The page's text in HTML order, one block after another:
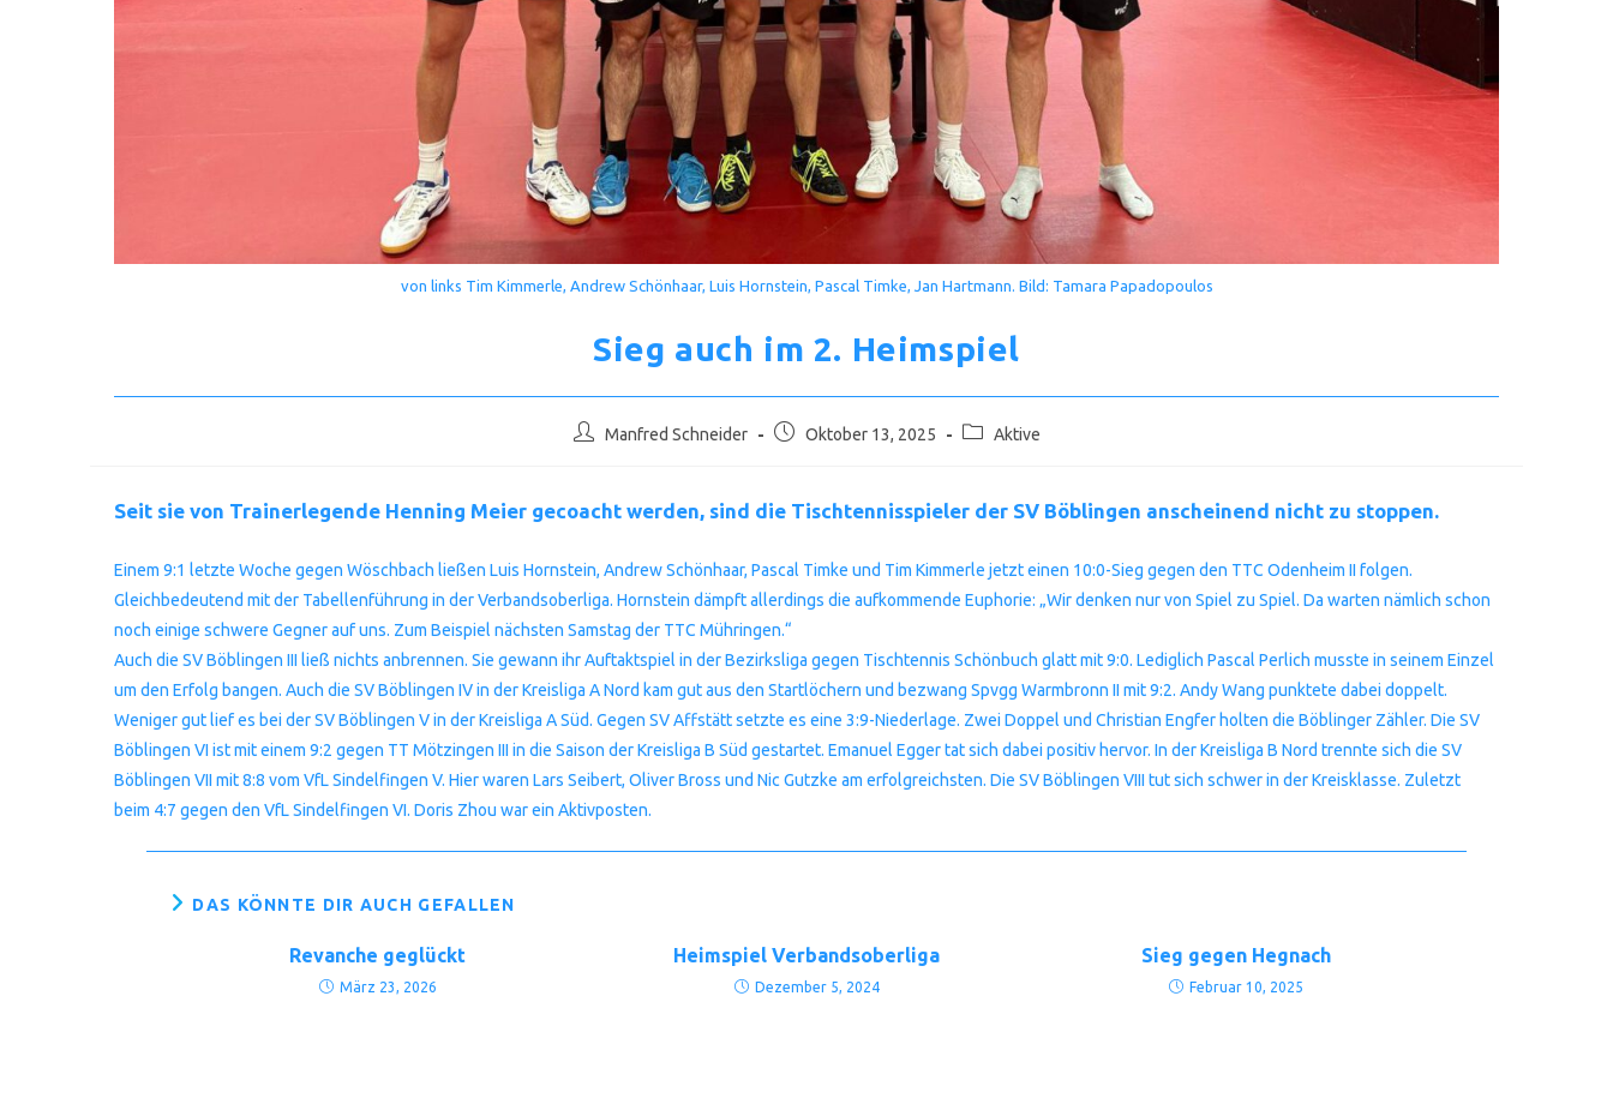
von links Tim Kimmerle, Andrew Schönhaar, Luis Hornstein, Pascal Timke, Jan Hartmann. Bild: Tamara Papadopoulos
Sieg auch im 2. Heimspiel
Beitrags-
Manfred Schneider
BeitragOktober 13, 2025
Beitrags-
Aktive
Seit sie von Trainerlegende Henning Meier gecoacht werden, sind die Tischtennisspieler der SV Böblingen anscheinend nicht zu stoppen.
Einem 9:1 letzte Woche gegen Wöschbach ließen Luis Hornstein, Andrew Schönhaar, Pascal Timke und Tim Kimmerle jetzt einen 10:0-Sieg gegen den TTC Odenheim II folgen.
Gleichbedeutend mit der Tabellenführung in der Verbandsoberliga. Hornstein dämpft allerdings die aufkommende Euphorie: „Wir denken nur von Spiel zu Spiel. Da warten nämlich schon
noch einige schwere Gegner auf uns. Zum Beispiel nächsten Samstag der TTC Mühringen.“
Auch die SV Böblingen III ließ nichts anbrennen. Sie gewann ihr Auftaktspiel in der Bezirksliga gegen Tischtennis Schönbuch glatt mit 9:0. Lediglich Pascal Perlich musste in seinem Einzel
um den Erfolg bangen. Auch die SV Böblingen IV in der Kreisliga A Nord kam gut aus den Startlöchern und bezwang Spvgg Warmbronn II mit 9:2. Andy Wang punktete dabei doppelt.
Weniger gut lief es bei der SV Böblingen V in der Kreisliga A Süd. Gegen SV Affstätt setzte es eine 3:9-Niederlage. Zwei Doppel und Christian Engfer holten die Böblinger Zähler. Die SV
Böblingen VI ist mit einem 9:2 gegen TT Mötzingen III in die Saison der Kreisliga B Süd gestartet. Emanuel Egger tat sich dabei positiv hervor. In der Kreisliga B Nord trennte sich die SV
Böblingen VII mit 8:8 vom VfL Sindelfingen V. Hier waren Lars Seibert, Oliver Bross und Nic Gutzke am erfolgreichsten. Die SV Böblingen VIII tut sich schwer in der Kreisklasse. Zuletzt
beim 4:7 gegen den VfL Sindelfingen VI. Doris Zhou war ein Aktivposten.
DAS KÖNNTE DIR AUCH GEFALLEN
Revanche geglückt
März 23, 2026
Heimspiel Verbandsoberliga
Dezember 5, 2024
Sieg gegen Hegnach
Februar 10, 2025